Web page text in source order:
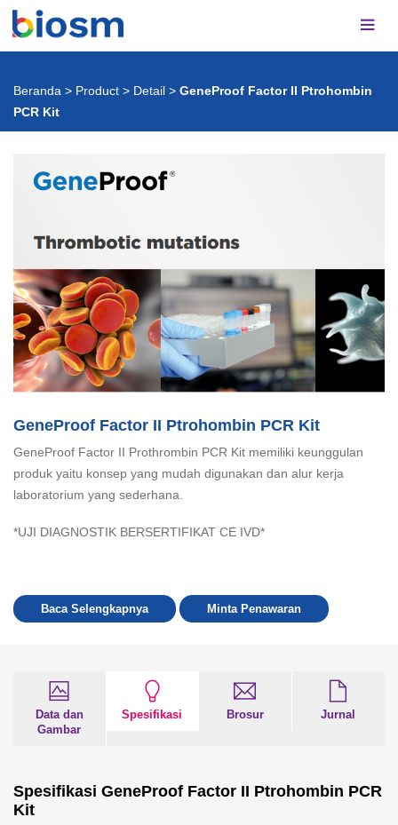
Beranda > Product > Detail > GeneProof Factor II Ptrohombin
PCR Kit
GeneProof Factor II Ptrohombin PCR Kit
GeneProof Factor II Prothrombin PCR Kit memiliki keunggulan
produk yaitu konsep yang mudah digunakan dan alur kerja
laboratorium yang sederhana.
*UJI DIAGNOSTIK BERSERTIFIKAT CE IVD*
Baca Selengkapnya Minta Penawaran
Data dan
Gambar
Spesifikasi Brosur Jurnal
Spesifikasi GeneProof Factor II Ptrohombin PCR
Kit